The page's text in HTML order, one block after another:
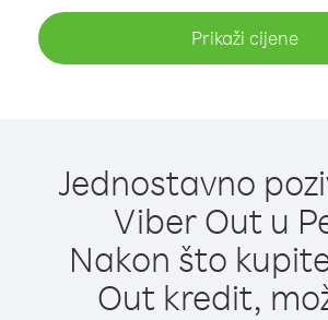
Prikaži cijene
Jednostavno
Viber Out u
Nakon što
Out kredit,